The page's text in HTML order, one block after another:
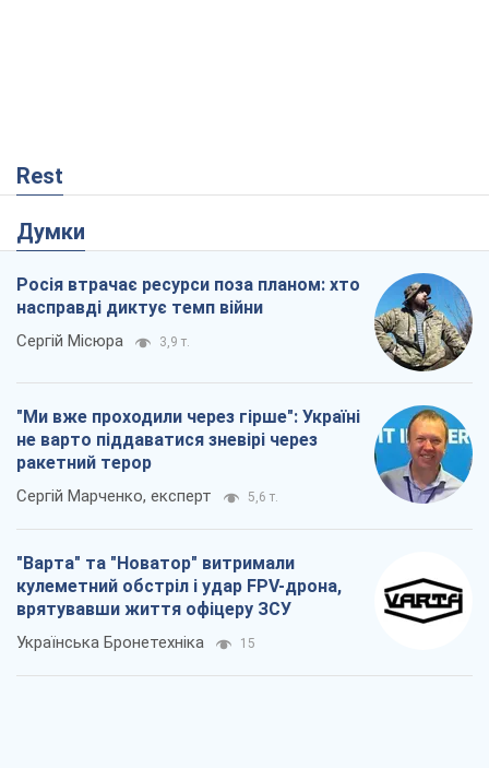
Rest
Думки
Росія втрачає ресурси поза планом: хто
насправді диктує темп війни
Сергій Місюра 3,9 т.
"Ми вже проходили через гірше": Україні
не варто піддаватися зневірі через
ракетний терор
Сергій Марченко, експерт 5,6 т.
"Варта" та "Новатор" витримали
кулеметний обстріл і удар FPV-дрона,
врятувавши життя офіцеру ЗСУ
Українська Бронетехніка 15